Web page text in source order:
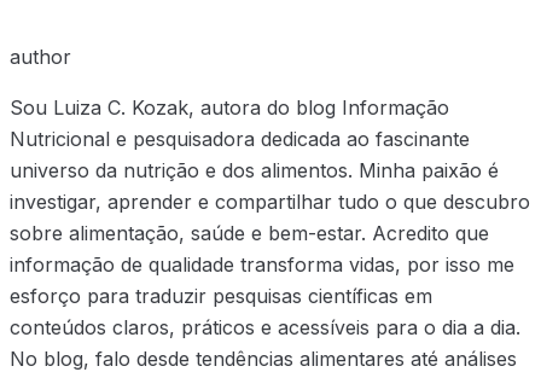
author
Sou Luiza C. Kozak, autora do blog Informação
Nutricional e pesquisadora dedicada ao fascinante
universo da nutrição e dos alimentos. Minha paixão é
investigar, aprender e compartilhar tudo o que descubro
sobre alimentação, saúde e bem-estar. Acredito que
informação de qualidade transforma vidas, por isso me
esforço para traduzir pesquisas científicas em
conteúdos claros, práticos e acessíveis para o dia a dia.
No blog, falo desde tendências alimentares até análises